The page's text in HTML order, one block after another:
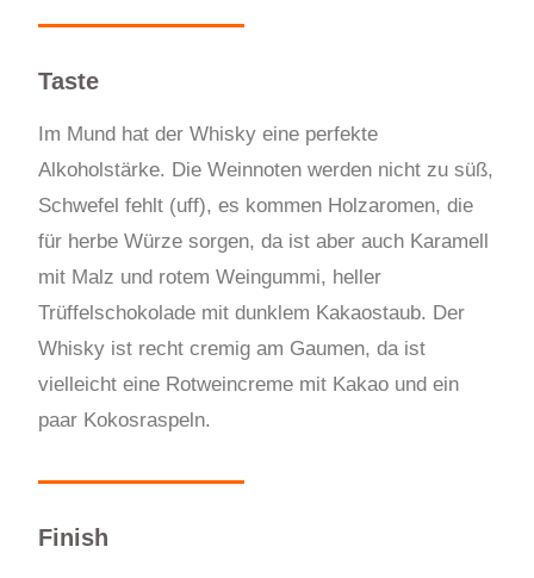
Taste
Im Mund hat der Whisky eine perfekte
Alkoholstärke. Die Weinnoten werden nicht zu süß,
Schwefel fehlt (uff), es kommen Holzaromen, die
für herbe Würze sorgen, da ist aber auch Karamell
mit Malz und rotem Weingummi, heller
Trüffelschokolade mit dunklem Kakaostaub. Der
Whisky ist recht cremig am Gaumen, da ist
vielleicht eine Rotweincreme mit Kakao und ein
paar Kokosraspeln.
Finish